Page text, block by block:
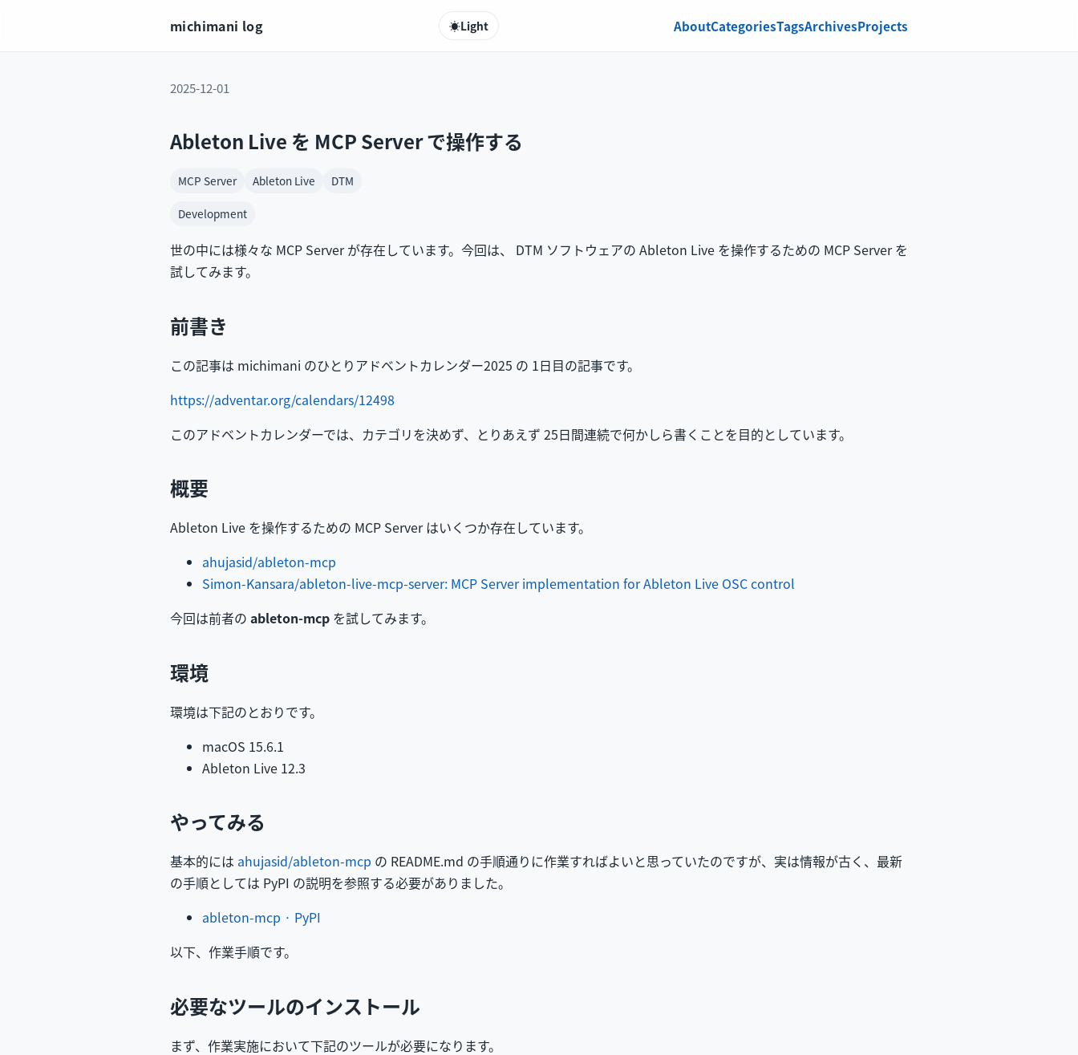
michimani log ☀️Light AboutCategoriesTagsArchivesProjects
2025-12-01
Ableton Live を MCP Server で操作する
MCP Server Ableton Live DTM
Development
世の中には様々な MCP Server が存在しています。今回は、 DTM ソフトウェアの Ableton Live を操作するための MCP Server を
試してみます。
前書き
この記事は michimani のひとりアドベントカレンダー2025 の 1日目の記事です。
https://adventar.org/calendars/12498
このアドベントカレンダーでは、カテゴリを決めず、とりあえず 25日間連続で何かしら書くことを目的としています。
概要
Ableton Live を操作するための MCP Server はいくつか存在しています。
ahujasid/ableton-mcp
Simon-Kansara/ableton-live-mcp-server: MCP Server implementation for Ableton Live OSC control
今回は前者の ableton-mcp を試してみます。
環境
環境は下記のとおりです。
macOS 15.6.1
Ableton Live 12.3
やってみる
基本的には ahujasid/ableton-mcp の README.md の手順通りに作業すればよいと思っていたのですが、実は情報が古く、最新
の手順としては PyPI の説明を参照する必要がありました。
ableton-mcp · PyPI
以下、作業手順です。
必要なツールのインストール
まず、作業実施において下記のツールが必要になります。